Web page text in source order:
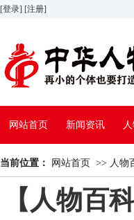
[登录] [注册]
网站首页 新闻资讯
当前位置： 网站首页 >> 人物
【人物百